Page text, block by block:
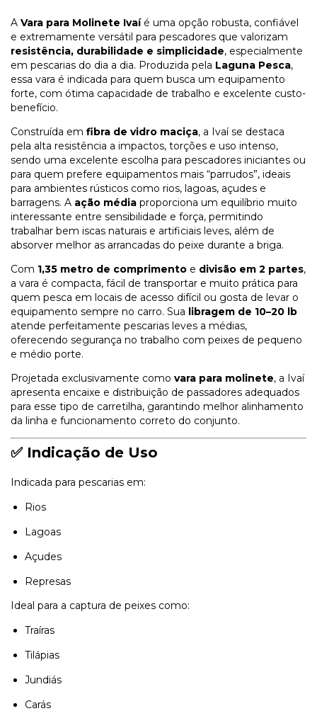
A Vara para Molinete Ivaíé uma opção robusta, confiável
e extremamente versátil para pescadores que valorizam
resistência, durabilidade e simplicidade, especialmente
em pescarias do dia a dia. Produzida pela Laguna Pesca,
essa vara é indicada para quem busca um equipamento
forte, com ótima capacidade de trabalho e excelente custo-
benefício.
Construída em fibra de vidro maciça, a Ivaí se destaca
pela alta resistência a impactos, torções e uso intenso,
sendo uma excelente escolha para pescadores iniciantes ou
para quem prefere equipamentos mais “parrudos”, ideais
para ambientes rústicos como rios, lagoas, açudes e
barragens. A ação média proporciona um equilíbrio muito
interessante entre sensibilidade e força, permitindo
trabalhar bem iscas naturais e artificiais leves, além de
absorver melhor as arrancadas do peixe durante a briga.
Com 1,35 metro de comprimento e divisão em 2 partes,
a vara é compacta, fácil de transportar e muito prática para
quem pesca em locais de acesso difícil ou gosta de levar o
equipamento sempre no carro. Sua libragem de 10–20 lb
atende perfeitamente pescarias leves a médias,
oferecendo segurança no trabalho com peixes de pequeno
e médio porte.
Projetada exclusivamente como vara para molinete, a Ivaí
apresenta encaixe e distribuição de passadores adequados
para esse tipo de carretilha, garantindo melhor alinhamento
da linha e funcionamento correto do conjunto.
✅ Indicação de Uso
Indicada para pescarias em:
Rios
Lagoas
Açudes
Represas
Ideal para a captura de peixes como:
Traíras
Tilápias
Jundiás
Carás